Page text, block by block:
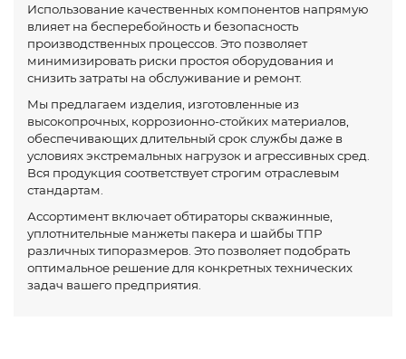
Использование качественных компонентов напрямую
влияет на бесперебойность и безопасность
производственных процессов. Это позволяет
минимизировать риски простоя оборудования и
снизить затраты на обслуживание и ремонт.
Мы предлагаем изделия, изготовленные из
высокопрочных, коррозионно-стойких материалов,
обеспечивающих длительный срок службы даже в
условиях экстремальных нагрузок и агрессивных сред.
Вся продукция соответствует строгим отраслевым
стандартам.
Ассортимент включает обтираторы скважинные,
уплотнительные манжеты пакера и шайбы ТПР
различных типоразмеров. Это позволяет подобрать
оптимальное решение для конкретных технических
задач вашего предприятия.